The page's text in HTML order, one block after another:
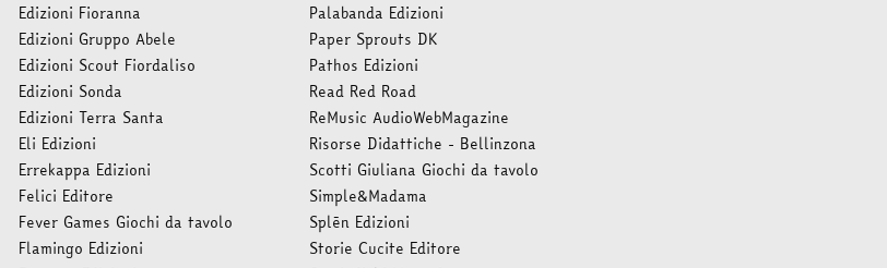
Edizioni Fioranna
Edizioni Gruppo Abele
Edizioni Scout Fiordaliso
Edizioni Sonda
Edizioni Terra Santa
Eli Edizioni
Errekappa Edizioni
Felici Editore
Fever Games Giochi da tavolo
Flamingo Edizioni
Palabanda Edizioni
Paper Sprouts DK
Pathos Edizioni
Read Red Road
ReMusic AudioWebMagazine
Risorse Didattiche - Bellinzona
Scotti Giuliana Giochi da tavolo
Simple&Madama
Splēn Edizioni
Storie Cucite Editore